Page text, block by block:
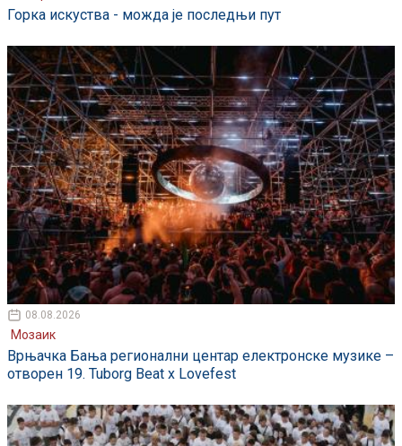
Горка искуства - можда је последњи пут
08.08.2026
Мозаик
Врњачка Бања регионални центар електронске музике –
отворен 19. Tuborg Beat x Lovefest